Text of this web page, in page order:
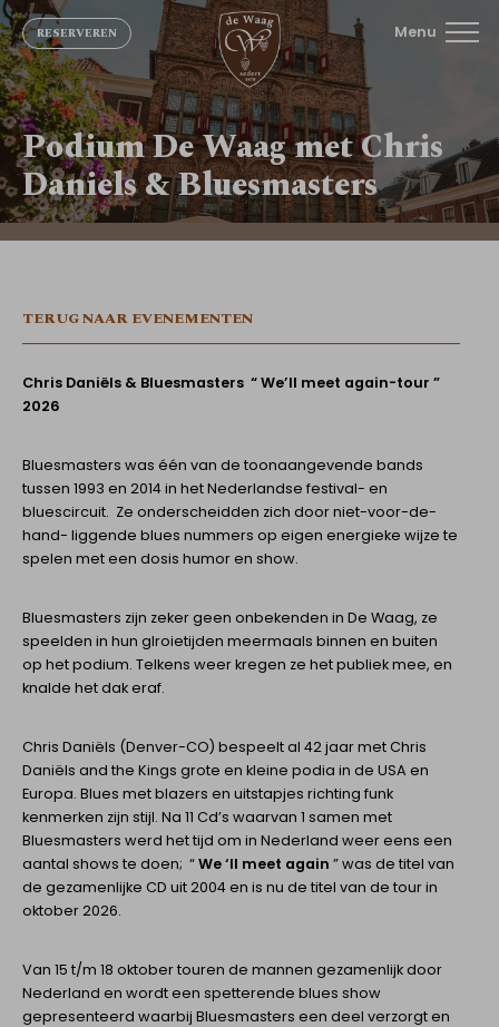
RESERVEREN Menu
Podium De Waag met Chris
Daniels & Bluesmasters
TERUG NAAR EVENEMENTEN
Chris Daniëls & Bluesmasters “ We’ll meet again-tour ”
2026
Bluesmasters was één van de toonaangevende bands
tussen 1993 en 2014 in het Nederlandse festival- en
bluescircuit. Ze onderscheidden zich door niet-voor-de-
hand- liggende blues nummers op eigen energieke wijze te
spelen met een dosis humor en show.
Bluesmasters zijn zeker geen onbekenden in De Waag, ze
speelden in hun glroietijden meermaals binnen en buiten
op het podium. Telkens weer kregen ze het publiek mee, en
knalde het dak eraf.
Chris Daniëls (Denver-CO) bespeelt al 42 jaar met Chris
Daniëls and the Kings grote en kleine podia in de USA en
Europa. Blues met blazers en uitstapjes richting funk
kenmerken zijn stijl. Na 11 Cd’s waarvan 1 samen met
Bluesmasters werd het tijd om in Nederland weer eens een
aantal shows te doen; “We ‘ll meet again ” was de titel van
de gezamenlijke CD uit 2004 en is nu de titel van de tour in
oktober 2026.
Van 15 t/m 18 oktober touren de mannen gezamenlijk door
Nederland en wordt een spetterende blues show
gepresenteerd waarbij Bluesmasters een deel verzorgt en